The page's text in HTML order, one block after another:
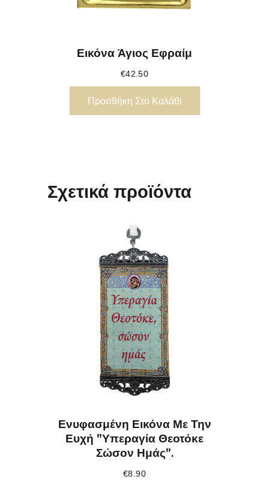
Εικόνα Άγιος Εφραίμ
€42.50
Προσθήκη Στο Καλάθι
Σχετικά προϊόντα
Ενυφασμένη Εικόνα Με Την
Ευχή "Υπεραγία Θεοτόκε
Σώσον Ημάς".
€8.90